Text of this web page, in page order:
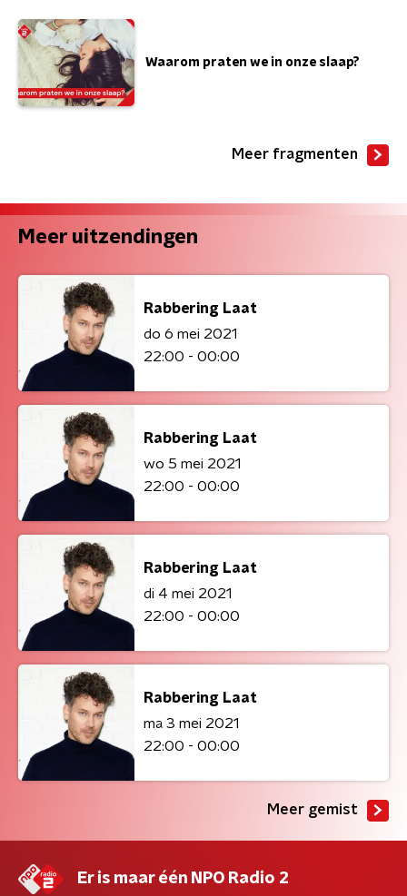
Waarom praten we in onze slaap?
Meer fragmenten
Meer uitzendingen
Rabbering Laat
do 6 mei 2021
22:00 - 00:00
Rabbering Laat
wo 5 mei 2021
22:00 - 00:00
Rabbering Laat
di 4 mei 2021
22:00 - 00:00
Rabbering Laat
ma 3 mei 2021
22:00 - 00:00
Meer gemist
Er is maar één NPO Radio 2